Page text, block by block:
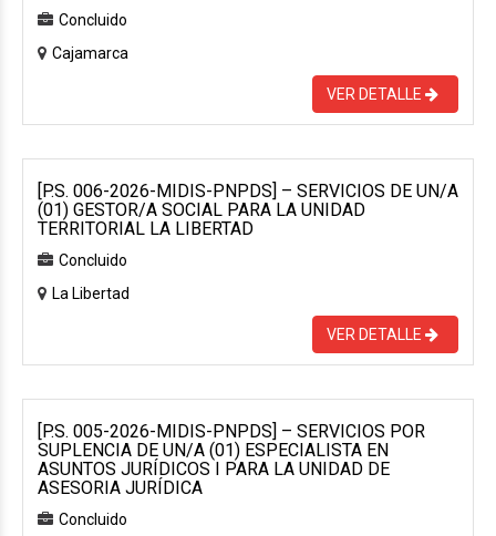
Concluido
Cajamarca
VER DETALLE
[P.S. 006-2026-MIDIS-PNPDS] – SERVICIOS DE UN/A
(01) GESTOR/A SOCIAL PARA LA UNIDAD
TERRITORIAL LA LIBERTAD
Concluido
La Libertad
VER DETALLE
[P.S. 005-2026-MIDIS-PNPDS] – SERVICIOS POR
SUPLENCIA DE UN/A (01) ESPECIALISTA EN
ASUNTOS JURÍDICOS I PARA LA UNIDAD DE
ASESORIA JURÍDICA
Concluido